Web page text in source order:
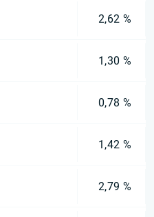
2,62 %
1,30 %
0,78 %
1,42 %
2,79 %